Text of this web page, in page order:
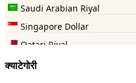
क्याटेगोरी